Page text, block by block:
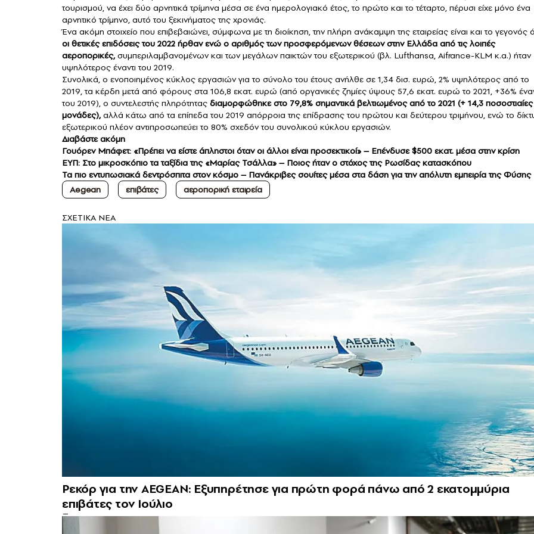
τουρισμού, να έχει δύο αρνητικά τρίμηνα μέσα σε ένα ημερολογιακό έτος, το πρώτο και το τέταρτο, πέρυσι είχε μόνο ένα
αρνητικό τρίμηνο, αυτό του ξεκινήματος της χρονιάς.
Ένα ακόμη στοιχείο που επιβεβαιώνει, σύμφωνα με τη διοίκηση, την πλήρη ανάκαμψη της εταιρείας είναι και το γεγονός
οι θετικές επιδόσεις του 2022 ήρθαν ενώ ο αριθμός των προσφερόμενων θέσεων στην Ελλάδα από τις λοιπές
αεροπορικές,συμπεριλαμβανομένων και των μεγάλων παικτών του εξωτερικού (βλ. Lufthansa, Aifrance-KLM κ.α.) ήταν
υψηλότερος έναντι του 2019.
Συνολικά, ο ενοποιημένος κύκλος εργασιών για το σύνολο του έτους ανήλθε σε 1,34 δισ. ευρώ, 2% υψηλότερος από το
2019, τα κέρδη μετά από φόρους στα 106,8 εκατ. ευρώ (από οργανικές ζημίες ύψους 57,6 εκατ. ευρώ το 2021, +36%
του 2019), ο συντελεστής πληρότητας διαμορφώθηκε στο 79,8% σημαντικά βελτιωμένος από το 2021 (+ 14,3 ποσοστιαίες
μονάδες),αλλά κάτω από τα επίπεδα του 2019 απόρροια της επίδρασης του πρώτου και δεύτερου τριμήνου, ενώ το
εξωτερικού πλέον αντιπροσωπεύει το 80% σχεδόν του συνολικού κύκλου εργασιών.
Διαβάστε ακόμη
Γουόρεν Μπάφετ: «Πρέπει να είστε άπληστοι όταν οι άλλοι είναι προσεκτικοί» – Επένδυσε $500 εκατ. μέσα στην κρίση
ΕΥΠ: Στο μικροσκόπιο τα ταξίδια της «Μαρίας Τσάλλα» – Ποιος ήταν ο στόχος της Ρωσίδας κατασκόπου
Τα πιο εντυπωσιακά δεντρόσπιτα στον κόσμο – Πανάκριβες σουίτες μέσα στα δάση για την απόλυτη εμπειρία της Φύσης
Aegean
επιβάτες αεροπορική εταιρεία
ΣXETIKA NEA
Ρεκόρ για την AEGEAN: Εξυπηρέτησε για πρώτη φορά πάνω από 2 εκατομμύρια
επιβάτες τον Ιούλιο